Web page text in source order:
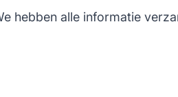
hebben alle informatie